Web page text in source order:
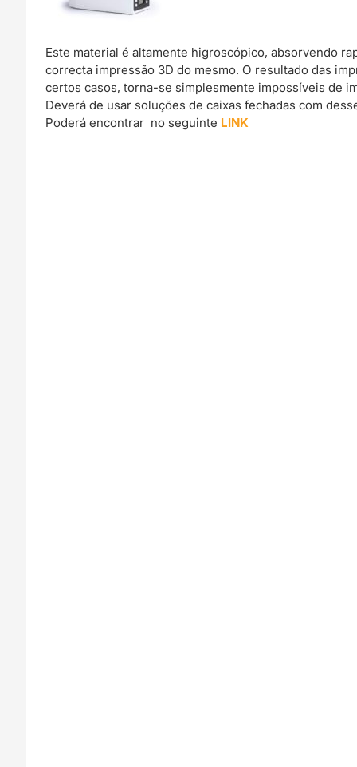
Este material é altamente higroscópico, absorvendo
correcta impressão 3D do mesmo. O resultado das
certos casos, torna-se simplesmente impossíveis de
Deverá de usar soluções de caixas fechadas com
Poderá encontrar no seguinte LINK